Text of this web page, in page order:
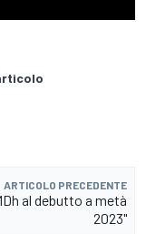
ARTICOLO PRECEDENTE
al debutto a metà
2023"